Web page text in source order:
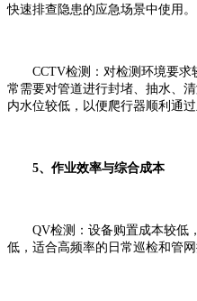
快速排查隐患的应急场景中使用。
CCTV检测：对检测环境要求
常需要对管道进行封堵、抽水、
内水位较低，以便爬行器顺利通
5、作业效率与综合成本
QV检测：设备购置成本较低
低，适合高频率的日常巡检和管网